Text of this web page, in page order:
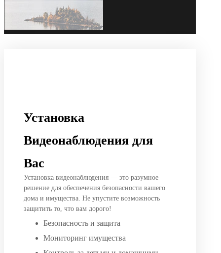
Установка
Видеонаблюдения для
Вас
Установка видеонаблюдения — это разумное
решение для обеспечения безопасности вашего
дома и имущества. Не упустите возможность
защитить то, что вам дорого!
Безопасность и защита
Мониторинг имущества